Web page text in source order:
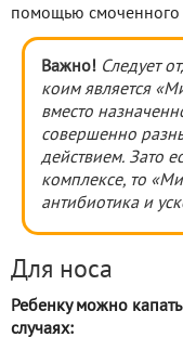
помощью смоченного
Важно! Следует
коим является
вместо
совершенно
действием. Зато
комплексе, то
антибиотика и
Для носа
Ребенку можно
случаях: